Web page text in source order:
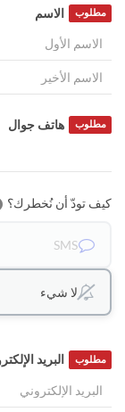
الاسم مطلوب
هاتف جوال مطلوب
كيف تودّ أن نُخطرك؟
SMS
لا شيء
البريد مطلوب